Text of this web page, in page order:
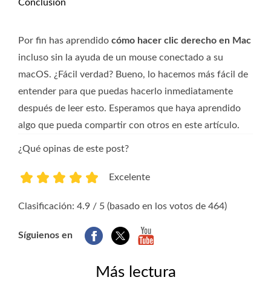
Conclusión
Por fin has aprendido cómo hacer clic derecho en Mac
incluso sin la ayuda de un mouse conectado a su
macOS. ¿Fácil verdad? Bueno, lo hacemos más fácil de
entender para que puedas hacerlo inmediatamente
después de leer esto. Esperamos que haya aprendido
algo que pueda compartir con otros en este artículo.
¿Qué opinas de este post?
Excelente
Clasificación: 4.9 / 5 (basado en los votos de 464)
Síguienos en
Más lectura